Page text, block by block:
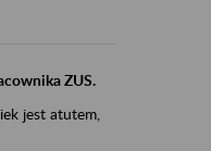
ZUS.
jest atutem,